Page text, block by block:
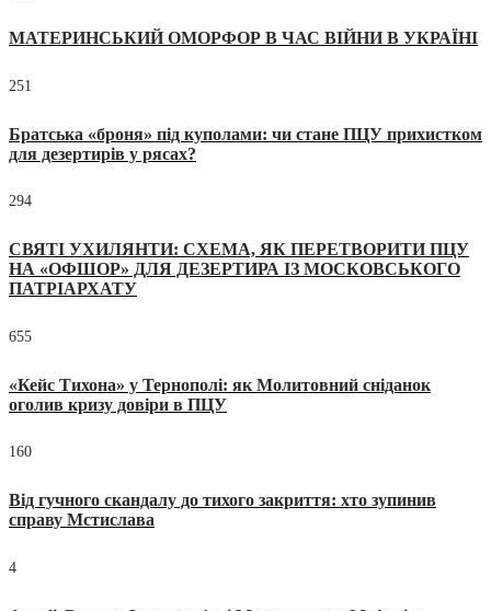
МАТЕРИНСЬКИЙ ОМОРФОР В ЧАС ВІЙНИ В УКРАЇНІ
251
Братська «броня» під куполами: чи стане ПЦУ прихистком
для дезертирів у рясах?
294
СВЯТІ УХИЛЯНТИ: СХЕМА, ЯК ПЕРЕТВОРИТИ ПЦУ
НА «ОФШОР» ДЛЯ ДЕЗЕРТИРА ІЗ МОСКОВСЬКОГО
ПАТРІАРХАТУ
655
«Кейс Тихона» у Тернополі: як Молитовний сніданок
оголив кризу довіри в ПЦУ
160
Від гучного скандалу до тихого закриття: хто зупинив
справу Мстислава
4